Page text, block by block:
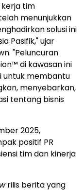
tim
menunjukkan
solusi ini
Pasifik," ujar
"Peluncuran
di kawasan ini
untuk membantu
menyebarkan,
tentang bisnis
2025,
positif PR
tim dan kinerja
rilis berita yang